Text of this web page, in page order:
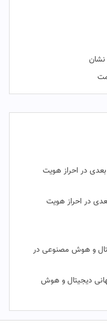
نشان
بعدی در احراز هویت
در احراز هویت
و هوش مصنوعی در
دیجیتال و هوش